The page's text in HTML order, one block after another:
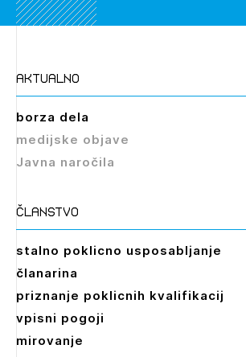
aktualno
borza dela
medijske objave
Javna naročila
članstvo
stalno poklicno usposabljanje
članarina
priznanje poklicnih kvalifikacij
vpisni pogoji
mirovanje